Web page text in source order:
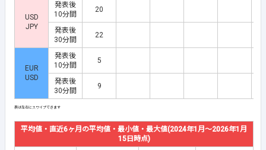
USD
JPY
発表後
10分間
20
発表後
30分間
22
EUR
USD
発表後
10分間
5
発表後
30分間
9
平均値・直近6ヶ月の平均値・最小値・最大値(2024年1月～2026年1月
15日時点)